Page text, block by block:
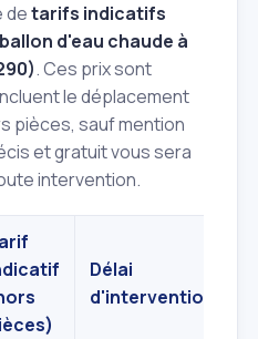
detarifs indicatifs
d'eau chaude à
. Ces prix sont
le déplacement
pièces, sauf mention
et gratuit vous sera
intervention.
Délai
d'intervention